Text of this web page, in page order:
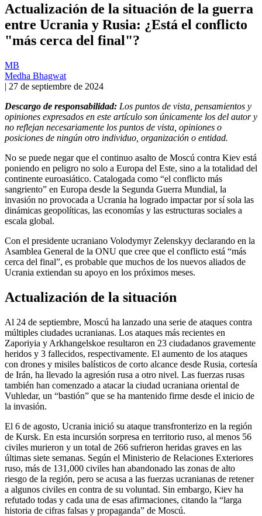
Actualización de la situación de la guerra
entre Ucrania y Rusia: ¿Está el conflicto
"más cerca del final"?
MB
Medha Bhagwat
| 27 de septiembre de 2024
Descargo de responsabilidad: Los puntos de vista, pensamientos y
opiniones expresados en este artículo son únicamente los del autor y
no reflejan necesariamente los puntos de vista, opiniones o
posiciones de ningún otro individuo, organización o entidad.
No se puede negar que el continuo asalto de Moscú contra Kiev está
poniendo en peligro no solo a Europa del Este, sino a la totalidad del
continente euroasiático. Catalogada como “el conflicto más
sangriento” en Europa desde la Segunda Guerra Mundial, la
invasión no provocada a Ucrania ha logrado impactar por sí sola las
dinámicas geopolíticas, las economías y las estructuras sociales a
escala global.
Con el presidente ucraniano Volodymyr Zelenskyy declarando en la
Asamblea General de la ONU que cree que el conflicto está “más
cerca del final”, es probable que muchos de los nuevos aliados de
Ucrania extiendan su apoyo en los próximos meses.
Actualización de la situación
Al 24 de septiembre, Moscú ha lanzado una serie de ataques contra
múltiples ciudades ucranianas. Los ataques más recientes en
Zaporiyia y Arkhangelskoe resultaron en 23 ciudadanos gravemente
heridos y 3 fallecidos, respectivamente. El aumento de los ataques
con drones y misiles balísticos de corto alcance desde Rusia, cortesía
de Irán, ha llevado la agresión rusa a otro nivel. Las fuerzas rusas
también han comenzado a atacar la ciudad ucraniana oriental de
Vuhledar, un “bastión” que se ha mantenido firme desde el inicio de
la invasión.
El 6 de agosto, Ucrania inició su ataque transfronterizo en la región
de Kursk. En esta incursión sorpresa en territorio ruso, al menos 56
civiles murieron y un total de 266 sufrieron heridas graves en las
últimas siete semanas. Según el Ministerio de Relaciones Exteriores
ruso, más de 131,000 civiles han abandonado las zonas de alto
riesgo de la región, pero se acusa a las fuerzas ucranianas de retener
a algunos civiles en contra de su voluntad. Sin embargo, Kiev ha
refutado todas y cada una de esas afirmaciones, citando la “larga
historia de cifras falsas y propaganda” de Moscú.